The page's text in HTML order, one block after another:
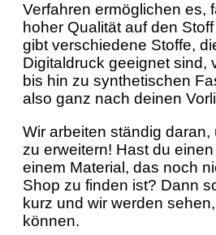
Verfahren ermöglichen es,
hoher Qualität auf den
gibt verschiedene Stoffe,
Digitaldruck geeignet sind,
bis hin zu synthetischen
also ganz nach deinen
Wir arbeiten ständig daran,
zu erweitern! Hast du
einem Material, das noch
Shop zu finden ist? Dann
kurz und wir werden
können.